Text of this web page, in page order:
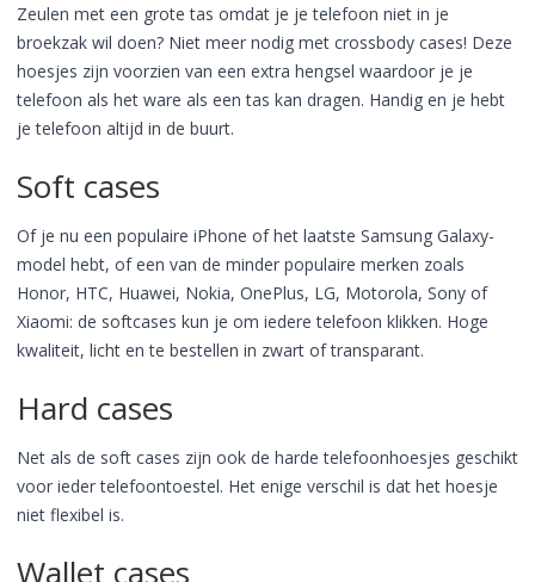
Zeulen met een grote tas omdat je je telefoon niet in je
broekzak wil doen? Niet meer nodig met crossbody cases! Deze
hoesjes zijn voorzien van een extra hengsel waardoor je je
telefoon als het ware als een tas kan dragen. Handig en je hebt
je telefoon altijd in de buurt.
Soft cases
Of je nu een populaire iPhone of het laatste Samsung Galaxy-
model hebt, of een van de minder populaire merken zoals
Honor, HTC, Huawei, Nokia, OnePlus, LG, Motorola, Sony of
Xiaomi: de softcases kun je om iedere telefoon klikken. Hoge
kwaliteit, licht en te bestellen in zwart of transparant.
Hard cases
Net als de soft cases zijn ook de harde telefoonhoesjes geschikt
voor ieder telefoontoestel. Het enige verschil is dat het hoesje
niet flexibel is.
Wallet cases